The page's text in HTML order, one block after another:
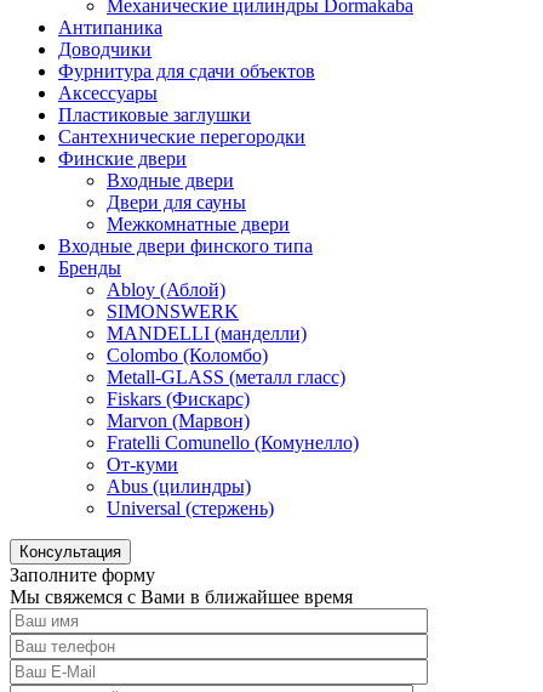
Механические цилиндры Dormakaba
Антипаника
Доводчики
Фурнитура для сдачи объектов
Аксессуары
Пластиковые заглушки
Сантехнические перегородки
Финские двери
Входные двери
Двери для сауны
Межкомнатные двери
Входные двери финского типа
Бренды
Abloy (Аблой)
SIMONSWERK
MANDELLI (манделли)
Colombo (Коломбо)
Metall-GLASS (металл гласс)
Fiskars (Фискарс)
Marvon (Марвон)
Fratelli Comunello (Комунелло)
От-куми
Abus (цилиндры)
Universal (стержень)
Консультация
Заполните форму
Мы свяжемся с Вами в ближайшее время